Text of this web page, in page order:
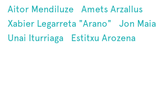
Aitor Mendiluze
Amets Arzallus
Xabier Legarreta "Arano"
Jon Maia
Unai Iturriaga
Estitxu Arozena